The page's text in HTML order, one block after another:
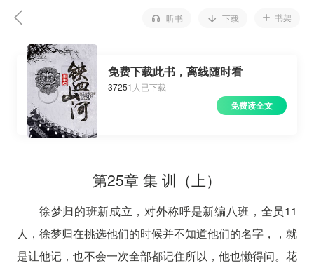
听书 下载 书架
免费下载此书，离线随时看
37251 人已下载
免费读全文
第25章 集 训（上）
徐梦归的班新成立，对外称呼是新编八班，全员11
人，徐梦归在挑选他们的时候并不知道他们的名字，，就
是让他记，也不会一次全部都记住所以，他也懒得问。花